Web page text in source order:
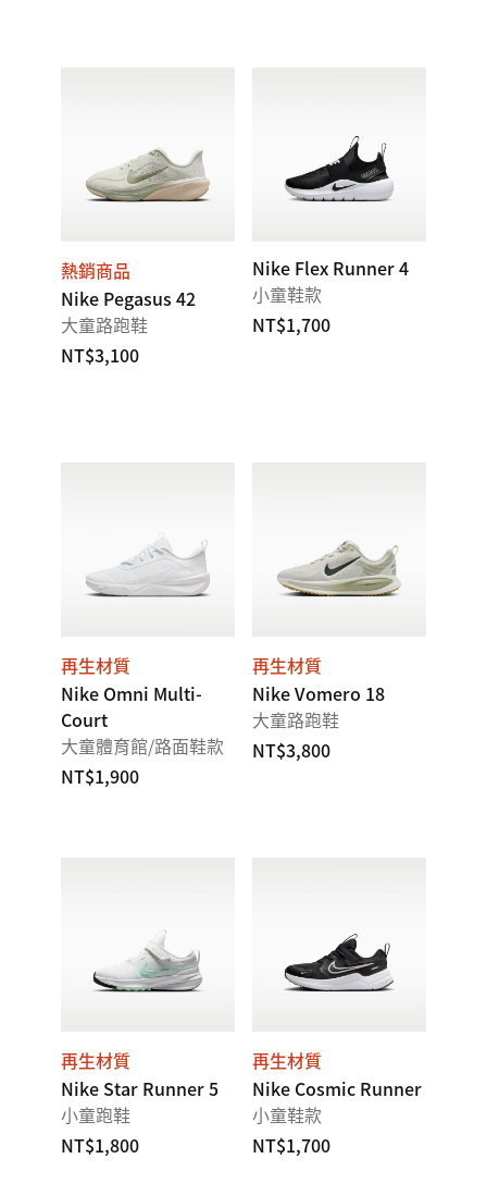
熱銷商品
Nike Pegasus 42
大童路跑鞋
NT$3,100
Nike Flex Runner 4
小童鞋款
NT$1,700
再生材質
Nike Omni Multi-
Court
大童體育館/路面鞋款
NT$1,900
再生材質
Nike Vomero 18
大童路跑鞋
NT$3,800
再生材質
Nike Star Runner 5
小童跑鞋
NT$1,800
再生材質
Nike Cosmic Runner
小童鞋款
NT$1,700